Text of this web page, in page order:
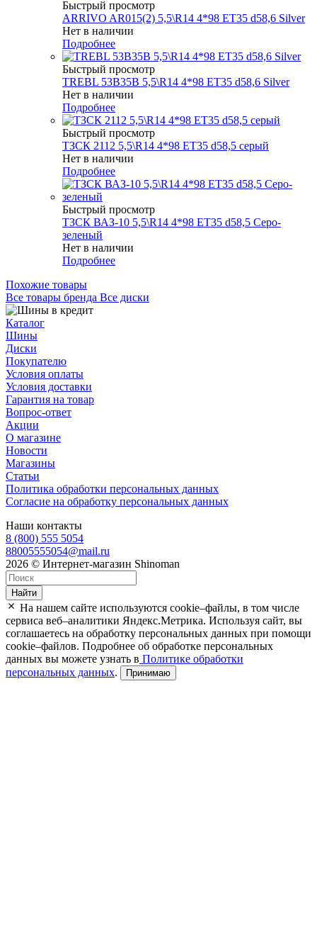
Быстрый просмотр
ARRIVO AR015(2) 5,5\R14 4*98 ET35 d58,6 Silver
Нет в наличии
Подробнее
Быстрый просмотр
TREBL 53B35B 5,5\R14 4*98 ET35 d58,6 Silver
Нет в наличии
Подробнее
Быстрый просмотр
ТЗСК 2112 5,5\R14 4*98 ET35 d58,5 серый
Нет в наличии
Подробнее
Быстрый просмотр
ТЗСК ВАЗ-10 5,5\R14 4*98 ET35 d58,5 Серо-
зеленый
Нет в наличии
Подробнее
Похожие товары
Все товары бренда Все диски
Каталог
Шины
Диски
Покупателю
Условия оплаты
Условия доставки
Гарантия на товар
Вопрос-ответ
Акции
О магазине
Новости
Магазины
Статьи
Политика обработки персональных данных
Согласие на обработку персональных данных
Наши контакты
8 (800) 555 5054
88005555054@mail.ru
2026 © Интернет-магазин Shinoman
Найти
На нашем сайте используются cookie–файлы, в том числе
сервиса веб–аналитики Яндекс.Метрика. Используя сайт, вы
соглашаетесь на обработку персональных данных при помощи
cookie–файлов. Подробнее об обработке персональных
данных вы можете узнать в Политике обработки
персональных данных. Принимаю